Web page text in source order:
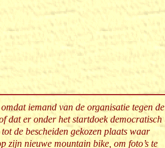
iemand van de organisatie tegen de
dat er onder het startdoek democratisch
de bescheiden gekozen plaats waar
zijn nieuwe mountain bike, om foto’s te